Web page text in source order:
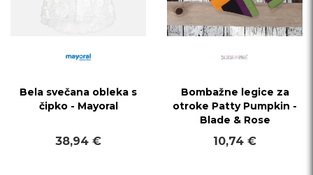
Bela svečana obleka s
čipko - Mayoral
38,94 €
Bombažne legice za
otroke Patty Pumpkin -
Blade & Rose
10,74 €